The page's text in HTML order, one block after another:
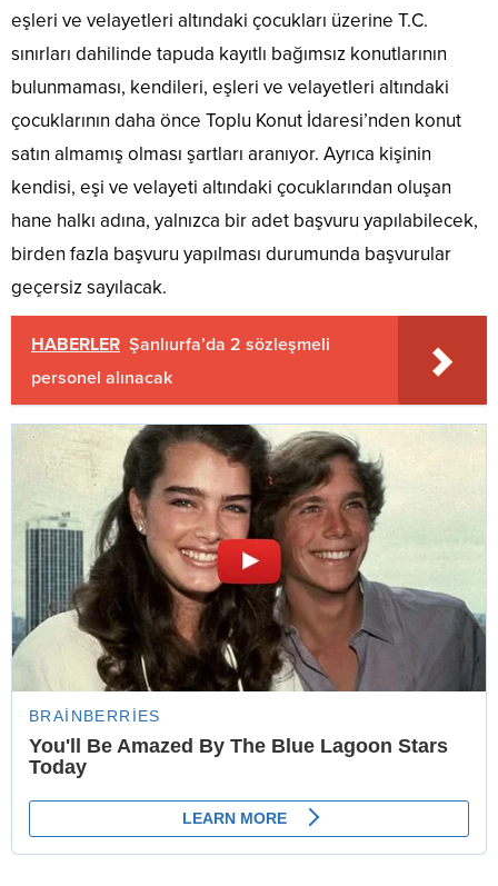
eşleri ve velayetleri altındaki çocukları üzerine T.C.
sınırları dahilinde tapuda kayıtlı bağımsız konutlarının
bulunmaması, kendileri, eşleri ve velayetleri altındaki
çocuklarının daha önce Toplu Konut İdaresi’nden konut
satın almamış olması şartları aranıyor. Ayrıca kişinin
kendisi, eşi ve velayeti altındaki çocuklarından oluşan
hane halkı adına, yalnızca bir adet başvuru yapılabilecek,
birden fazla başvuru yapılması durumunda başvurular
geçersiz sayılacak.
HABERLER Şanlıurfa’da 2 sözleşmeli
personel alınacak